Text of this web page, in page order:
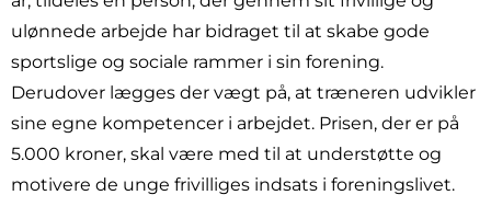
ulønnede arbejde har bidraget til at skabe gode
sportslige og sociale rammer i sin forening.
Derudover lægges der vægt på, at træneren udvikler
sine egne kompetencer i arbejdet. Prisen, der er på
5.000 kroner, skal være med til at understøtte og
motivere de unge frivilliges indsats i foreningslivet.